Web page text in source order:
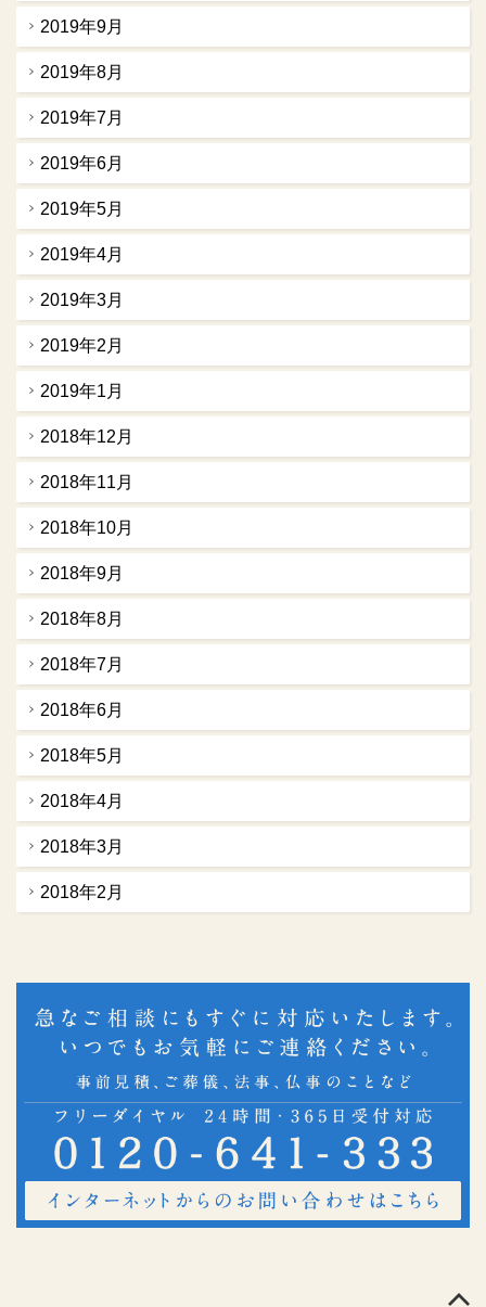
2019年9月
2019年8月
2019年7月
2019年6月
2019年5月
2019年4月
2019年3月
2019年2月
2019年1月
2018年12月
2018年11月
2018年10月
2018年9月
2018年8月
2018年7月
2018年6月
2018年5月
2018年4月
2018年3月
2018年2月